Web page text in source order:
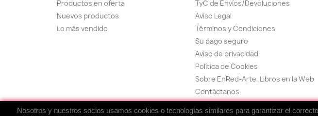
Productos en oferta
Nuevos productos
Lo más vendido
TyC de Envíos/Devoluciones
Aviso Legal
Términos y Condiciones
Su pago seguro
Aviso de privacidad
Política de Cookies
Sobre EnRed-Arte, Libros en la Web
Contáctanos
Mapa del sitio
Nosotros y nuestros socios usamos cookies o tecnologías similares para garantizar el